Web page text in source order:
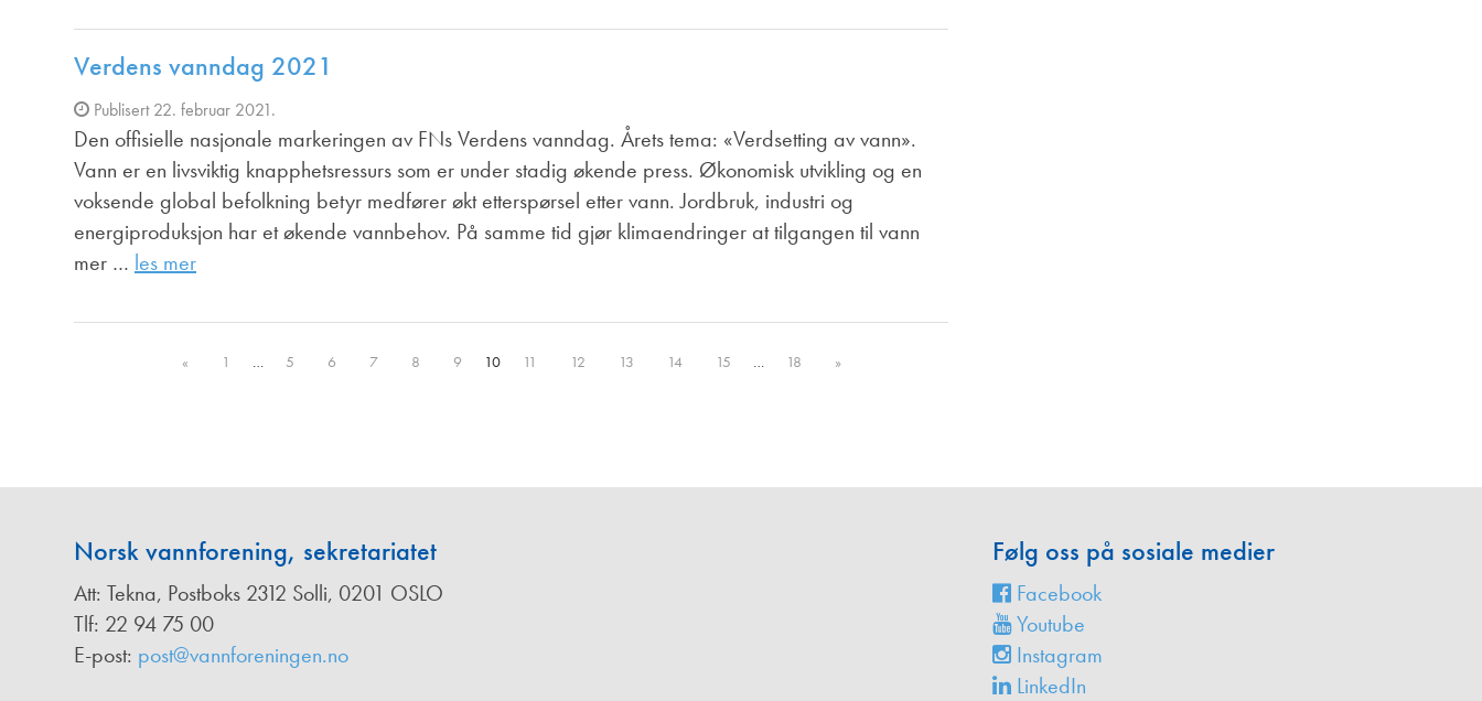
Verdens vanndag 2021
Publisert 22. februar 2021.
Den offisielle nasjonale markeringen av FNs Verdens vanndag. Årets tema: «Verdsetting av vann».
Vann er en livsviktig knapphetsressurs som er under stadig økende press. Økonomisk utvikling og en
voksende global befolkning betyr medfører økt etterspørsel etter vann. Jordbruk, industri og
energiproduksjon har et økende vannbehov. På samme tid gjør klimaendringer at tilgangen til vann
mer … les mer
« 1 … 5 6 7 8 9 10 11 12 13 14 15 … 18 »
Norsk vannforening, sekretariatet
Att: Tekna, Postboks 2312 Solli, 0201 OSLO
Tlf: 22 94 75 00
E-post: post@vannforeningen.no
Følg oss på sosiale medier
Facebook
Youtube
Instagram
LinkedIn